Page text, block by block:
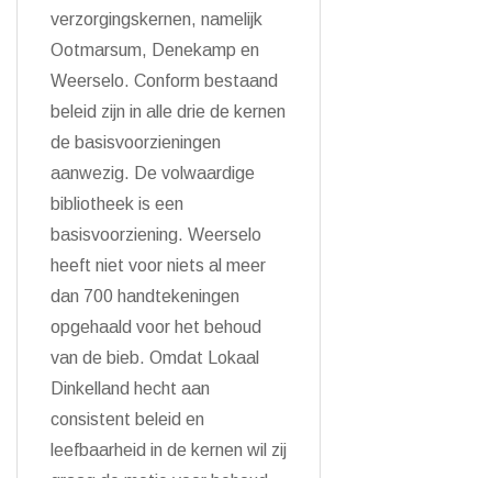
verzorgingskernen, namelijk
Ootmarsum, Denekamp en
Weerselo. Conform bestaand
beleid zijn in alle drie de kernen
de basisvoorzieningen
aanwezig. De volwaardige
bibliotheek is een
basisvoorziening. Weerselo
heeft niet voor niets al meer
dan 700 handtekeningen
opgehaald voor het behoud
van de bieb. Omdat Lokaal
Dinkelland hecht aan
consistent beleid en
leefbaarheid in de kernen wil zij